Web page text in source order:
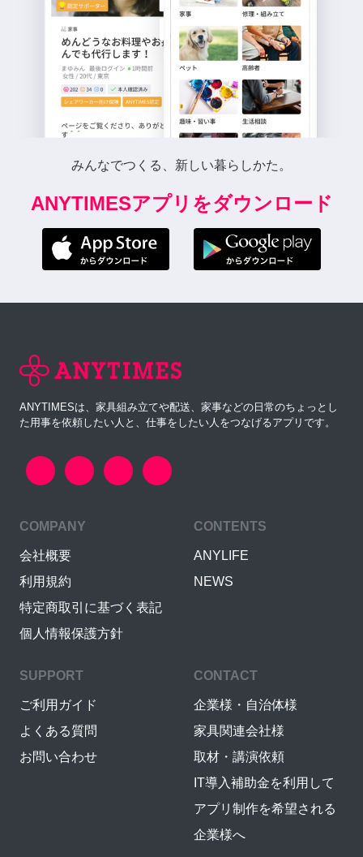
みんなでつくる、新しい暮らしかた。
ANYTIMESアプリをダウンロード
ANYTIMESは、家具組み立てや配送、家事などの日常のちょっとし
た用事を依頼したい人と、仕事をしたい人をつなげるアプリです。
COMPANY
会社概要
利用規約
特定商取引に基づく表記
個人情報保護方針
CONTENTS
ANYLIFE
NEWS
SUPPORT
ご利用ガイド
よくある質問
お問い合わせ
CONTACT
企業様・自治体様
家具関連会社様
取材・講演依頼
IT導入補助金を利用して
アプリ制作を希望される
企業様へ